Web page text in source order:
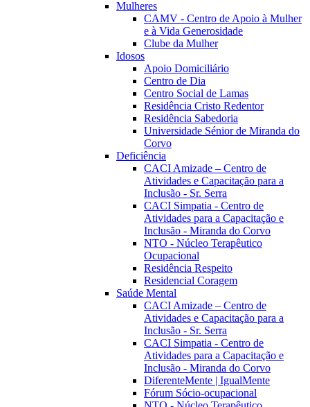
Mulheres
CAMV - Centro de Apoio à Mulher
e à Vida Generosidade
Clube da Mulher
Idosos
Apoio Domiciliário
Centro de Dia
Centro Social de Lamas
Residência Cristo Redentor
Residência Sabedoria
Universidade Sénior de Miranda do
Corvo
Deficiência
CACI Amizade – Centro de
Atividades e Capacitação para a
Inclusão - Sr. Serra
CACI Simpatia - Centro de
Atividades para a Capacitação e
Inclusão - Miranda do Corvo
NTO - Núcleo Terapêutico
Ocupacional
Residência Respeito
Residencial Coragem
Saúde Mental
CACI Amizade – Centro de
Atividades e Capacitação para a
Inclusão - Sr. Serra
CACI Simpatia - Centro de
Atividades para a Capacitação e
Inclusão - Miranda do Corvo
DiferenteMente | IgualMente
Fórum Sócio-ocupacional